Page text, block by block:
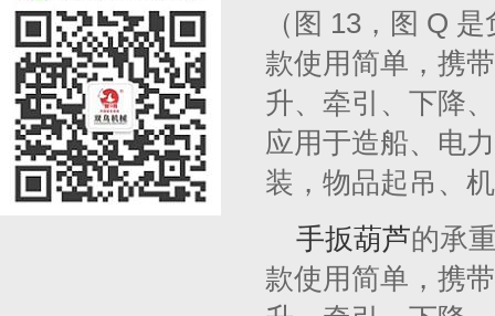
（图 13，图 Q
款使用简单，携
升、牵引、下降
应用于造船、电
装，物品起吊、
手扳葫芦的承
款使用简单，携